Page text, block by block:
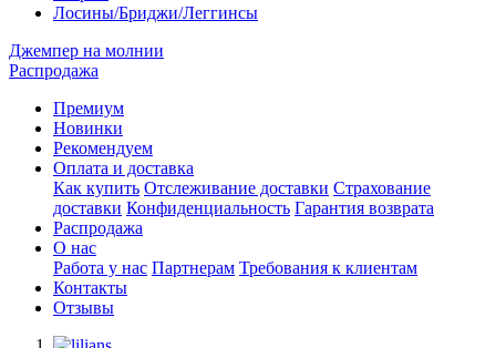
Лосины/Бриджи/Леггинсы
Джемпер на молнии
Распродажа
Премиум
Новинки
Рекомендуем
Оплата и доставка
Как купить Отслеживание доставки Страхование
доставки Конфиденциальность Гарантия возврата
Распродажа
О нас
Работа у нас Партнерам Требования к клиентам
Контакты
Отзывы